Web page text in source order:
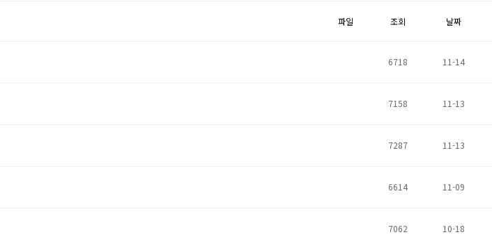
파일 조회 날짜
6718 11-14
7158 11-13
7287 11-13
6614 11-09
7062 10-18